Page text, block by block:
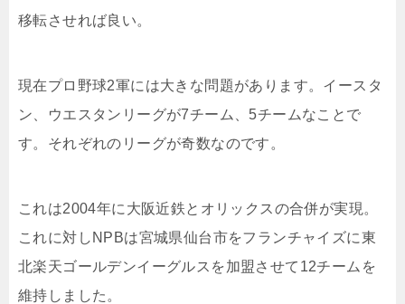
移転させれば良い。
現在プロ野球2軍には大きな問題があります。イースタ
ン、ウエスタンリーグが7チーム、5チームなことで
す。それぞれのリーグが奇数なのです。
これは2004年に大阪近鉄とオリックスの合併が実現。
これに対しNPBは宮城県仙台市をフランチャイズに東
北楽天ゴールデンイーグルスを加盟させて12チームを
維持しました。